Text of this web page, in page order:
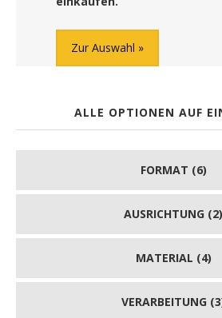
Zur Auswahl
ALLE OPTIONEN AUF
FORMAT (6)
AUSRICHTUNG (2)
MATERIAL (4)
VERARBEITUNG